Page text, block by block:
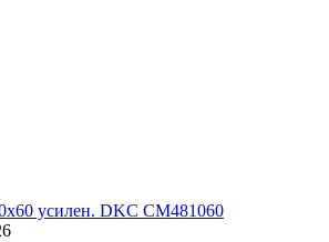
усилен. DKC CM481060